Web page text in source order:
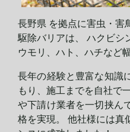
長野県 を拠点に害虫・害
駆除バリアは、 ハクビシ
ウモリ、ハト、ハチなど
長年の経験と豊富な知識
もり、施工までを自社で
や下請け業者を一切挟ん
格を実現。 他社様には真